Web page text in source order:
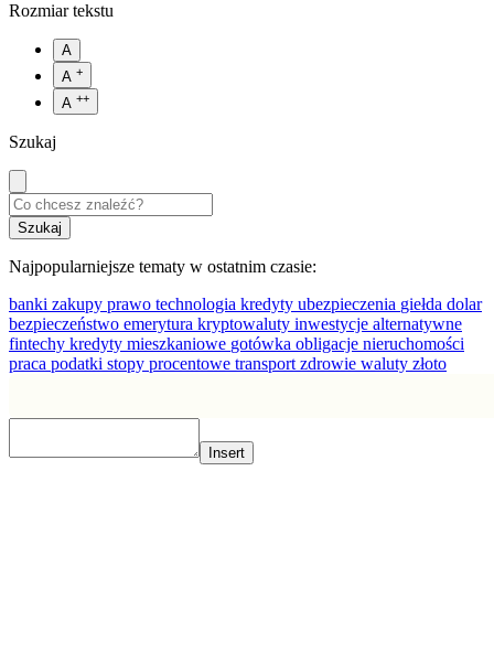
Rozmiar tekstu
A
A +
A ++
Szukaj
Najpopularniejsze tematy w ostatnim czasie:
banki zakupy prawo technologia kredyty ubezpieczenia giełda dolar
bezpieczeństwo emerytura kryptowaluty inwestycje alternatywne
fintechy kredyty mieszkaniowe gotówka obligacje nieruchomości
praca podatki stopy procentowe transport zdrowie waluty złoto
Insert